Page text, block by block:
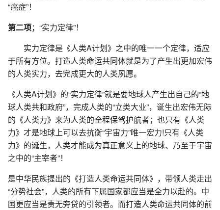
“癌症”！
第二项；“实力定律”！
实力定律是《人类A计划》之中的唯一一个定律，适应
于所有方位。打造人类命运共同体就是为了产生出更加宏伟
的人类实力，去完成更大的人类夙愿。
《人类A计划》的“实力定律”就是要地球人产生出自己的“地
球人类共和政府”，完成人类的“立类大业”，诞生出宏伟无际
的《人类力》来为人类的全程保驾护航者；也只有《人类
力》才是地球上可以去抗衡“宇宙力”唯一宏力!只有《人类
力》的诞生，人类才能成为真正意义上的地球、乃至于宇宙
之中的“主宰者”！
是中华民族提出的《打造人类命运共同体》，带领人类走出
“分势社会”，人类的所有下属国家都应当是全力以赴的。中
国更应当是责无旁贷的引领者。而打造人类命运共同体的前